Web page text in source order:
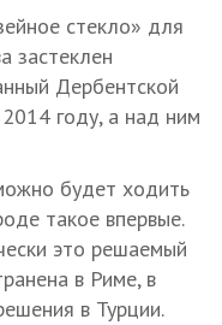
стекло» для
застеклен
Дербентской
году, а над ним
будет ходить
такое впервые.
это решаемый
в Риме, в
в Турции.